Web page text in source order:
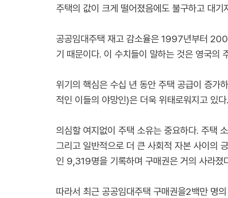
주택의 값이 크게 떨어졌음에도 불구하고 대기
공공임대주택 재고 감소율은 1997년부터
기 때문이다. 이 수치들이 말하는 것은 영국의
위기의 핵심은 수십 년 동안 주택 공급이 증가
적인 이들의 야망인)은 더욱 위태로워지고 있
의심할 여지없이 주택 소유는 중요하다. 주택
그리고 일반적으로 더 큰 사회적 자본 사이의
인 9,319명을 기록하며 구매권은 거의 사라졌
따라서 최근 공공임대주택 구매권을2백만 명